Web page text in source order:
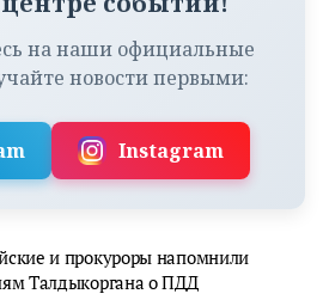
на наши официальные
новости первыми:
Instagram
и прокуроры напомнили
Талдыкоргана о ПДД